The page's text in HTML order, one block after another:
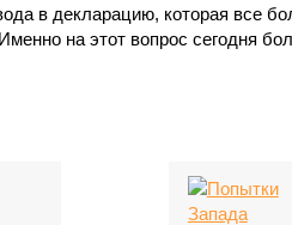
в декларацию, которая все
на этот вопрос сегодня